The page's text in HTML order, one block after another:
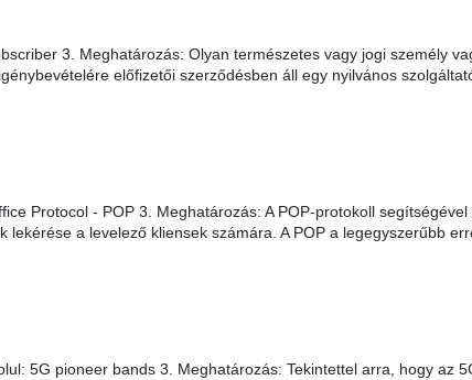
3. Meghatározás: Olyan természetes vagy jogi személy
előfizetői szerződésben áll egy nyilvános
Protocol - POP 3. Meghatározás: A POP-protokoll
a levelező kliensek számára. A POP a legegyszerűbb
5G pioneer bands 3. Meghatározás: Tekintettel arra, hogy az